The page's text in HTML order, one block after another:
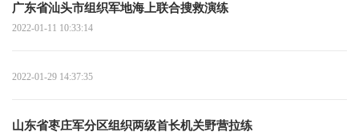
广东省汕头市组织军地海上联合搜救演练
2022-01-11 10:33:14
2022-01-29 14:37:35
山东省枣庄军分区组织两级首长机关野营拉练